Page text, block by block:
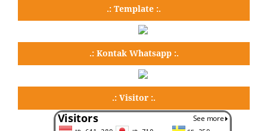
.: Template :.
.: Kontak Whatsapp :.
.: Visitor :.